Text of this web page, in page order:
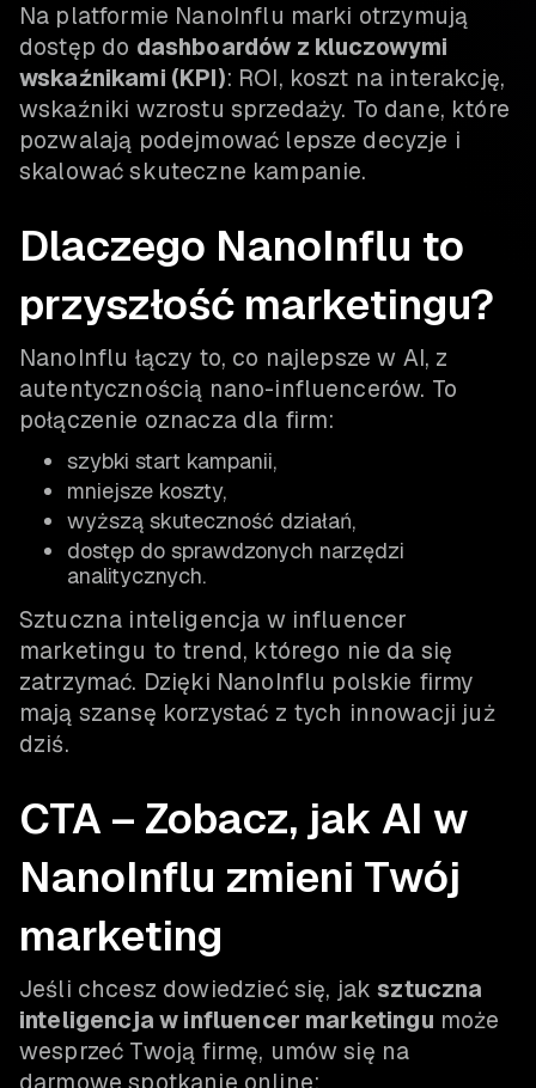
Na platformie NanoInflu marki otrzymują
dostęp do dashboardów z kluczowymi
wskaźnikami (KPI): ROI, koszt na interakcję,
wskaźniki wzrostu sprzedaży. To dane, które
pozwalają podejmować lepsze decyzje i
skalować skuteczne kampanie.
Dlaczego NanoInflu to
przyszłość marketingu?
NanoInflu łączy to, co najlepsze w AI, z
autentycznością nano-influencerów. To
połączenie oznacza dla firm:
szybki start kampanii,
mniejsze koszty,
wyższą skuteczność działań,
dostęp do sprawdzonych narzędzi
analitycznych.
Sztuczna inteligencja w influencer
marketingu to trend, którego nie da się
zatrzymać. Dzięki NanoInflu polskie firmy
mają szansę korzystać z tych innowacji już
dziś.
CTA – Zobacz, jak AI w
NanoInflu zmieni Twój
marketing
Jeśli chcesz dowiedzieć się, jaksztuczna
inteligencja w influencer marketingu może
wesprzeć Twoją firmę, umów się na